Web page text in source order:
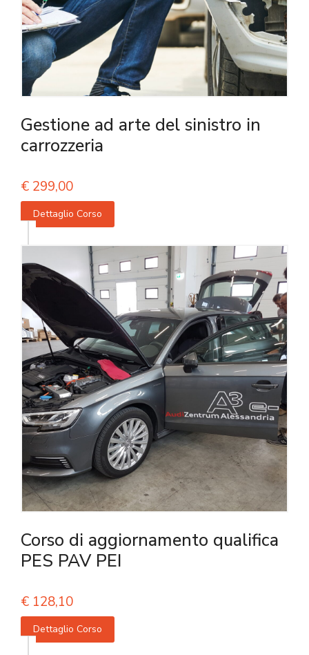
Gestione ad arte del sinistro in
carrozzeria
€ 299,00
Dettaglio Corso
Corso di aggiornamento qualifica
PES PAV PEI
€ 128,10
Dettaglio Corso